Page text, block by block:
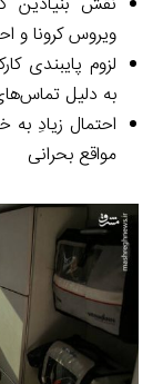
ویروس کرونا و
لزوم پایبندی
به دلیل تماس‌های
احتمال زیادِ
مواقع بحرانی